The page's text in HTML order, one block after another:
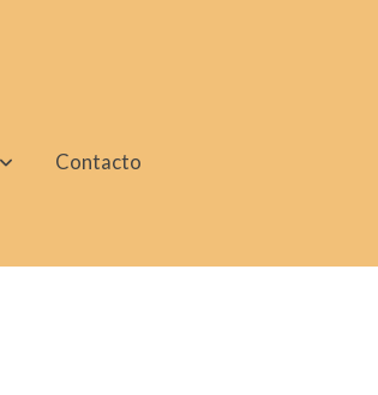
Contacto